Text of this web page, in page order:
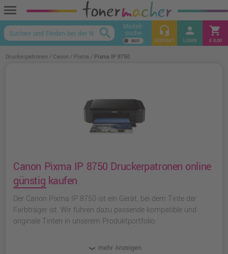
menu
keyboard_arrow_up
search Modell-
suche headset_mic
KONTAKT
person
LOGIN
shopping_cart
€ 0,00
Druckerpatronen Canon Pixma Pixma IP 8750
Canon Pixma IP 8750 Druckerpatronen online
günstig kaufen
Der Canon Pixma IP 8750 ist ein Gerät, bei dem Tinte der
Farbträger ist. Wir führen dazu passende kompatible und
originale Tinten in unserem Produktportfolio.
mehr Anzeigen